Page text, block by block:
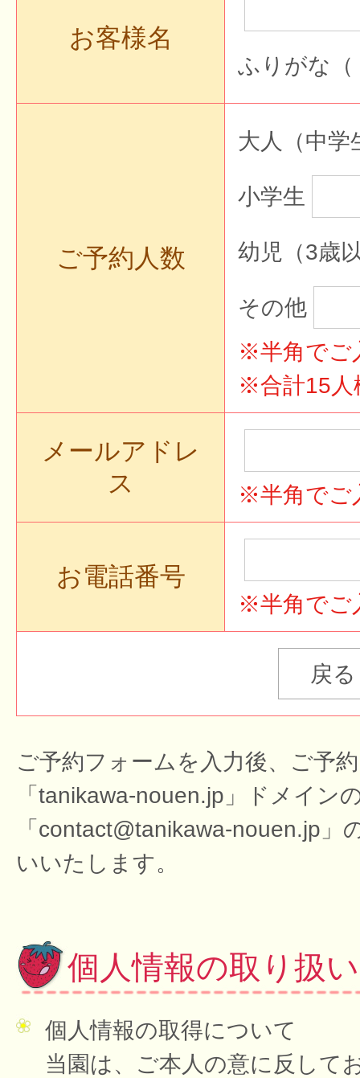
お客様名
ふりがな（
ご予約人数
大人（中学
小学生
幼児（3歳
その他
※半角でご
※合計15人
メールアドレ
ス
※半角でご
お電話番号
※半角でご
ご予約フォームを入力後、ご予
「tanikawa-nouen.jp」ドメイン
「contact@tanikawa-nouen.jp
いいたします。
個人情報の取り扱
個人情報の取得について
当園は、ご本人の意に反して